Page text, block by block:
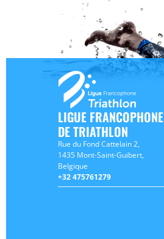
LIGUE FRANCOPHONE
DE TRIATHLON
Rue du Fond Cattelain 2,
1435 Mont-Saint-Guibert,
Belgique
+32 475761279